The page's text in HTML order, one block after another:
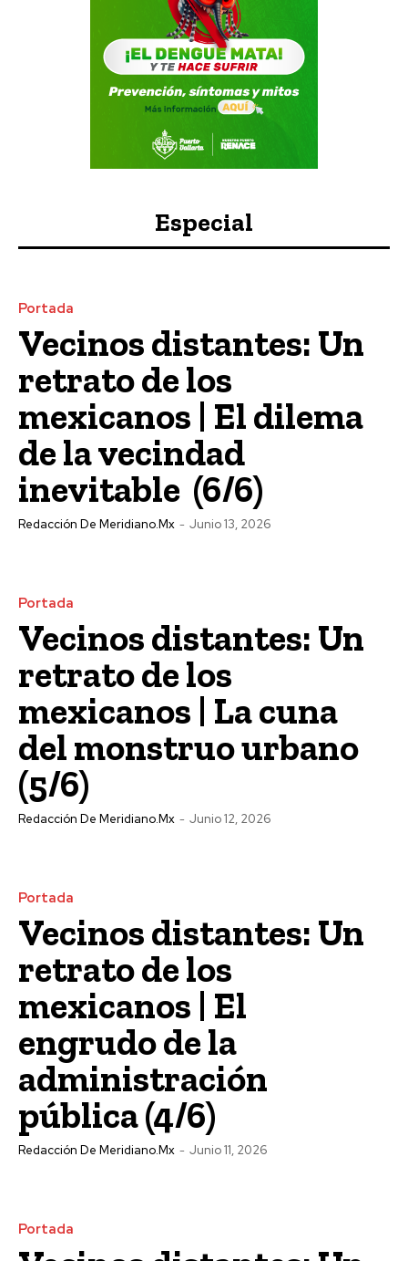
Especial
Portada
Vecinos distantes: Un
retrato de los
mexicanos | El dilema
de la vecindad
inevitable (6/6)
Redacción De Meridiano.mx - Junio 13, 2026
Portada
Vecinos distantes: Un
retrato de los
mexicanos | La cuna
del monstruo urbano
(5/6)
Redacción De Meridiano.mx - Junio 12, 2026
Portada
Vecinos distantes: Un
retrato de los
mexicanos | El
engrudo de la
administración
pública (4/6)
Redacción De Meridiano.mx - Junio 11, 2026
Portada